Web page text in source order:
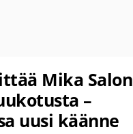
Mika Salon
–
uusi käänne